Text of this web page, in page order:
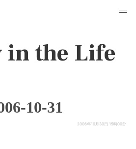
in the Life
10-31
2006年10月30日 15時00分